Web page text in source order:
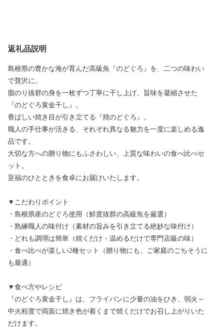
返礼品説明
島根県の豊かな海が育んだ高級魚『のどぐろ』を、二つの味わい
で贅沢に。
脂のり抜群の身を一枚ずつ丁寧に干し上げ、旨味を凝縮させた
『のどぐろ黄金干し』。
香ばしい焼き目が引き立てる『焼のどぐろ』。
職人の手仕事が活きる、それぞれ異なる魅力を一度に楽しめる逸
品です。
大切な方への贈り物にもふさわしい、上質な味わいの食べ比べセ
ット。
至福のひとときを食卓にお届けいたします。
▼こだわりポイント
・島根県産のどぐろ使用（鮮度抜群の高級魚を厳選）
・熟練職人の味付け（素材の旨みを引き立てる絶妙な味付け）
・どれも調理は簡単（焼くだけ・温めるだけで専門店級の味）
・食べ比べが楽しい2種セット（贈り物にも、ご家庭のごちそうに
も最適）
▼食べ方やレシピ
『のどぐろ黄金干し』は、フライパンに少量の油をひき、弱火～
中火程度で両面に焼き色が着くまで焼くだけでお召し上がりいた
だけます。